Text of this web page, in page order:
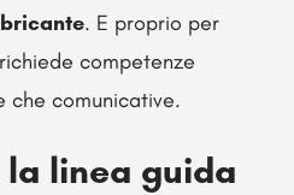
. E proprio per
competenze
che comunicative.
linea guida